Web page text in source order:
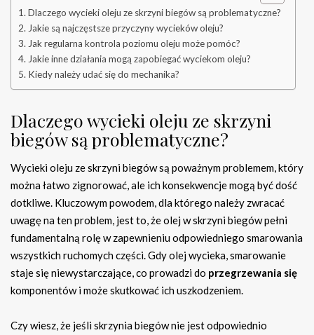
Dlaczego wycieki oleju ze skrzyni biegów są problematyczne?
Jakie są najczęstsze przyczyny wycieków oleju?
Jak regularna kontrola poziomu oleju może pomóc?
Jakie inne działania mogą zapobiegać wyciekom oleju?
Kiedy należy udać się do mechanika?
Dlaczego wycieki oleju ze skrzyni
biegów są problematyczne?
Wycieki oleju ze skrzyni biegów są poważnym problemem, który
można łatwo zignorować, ale ich konsekwencje mogą być dość
dotkliwe. Kluczowym powodem, dla którego należy zwracać
uwagę na ten problem, jest to, że olej w skrzyni biegów pełni
fundamentalną rolę w zapewnieniu odpowiedniego smarowania
wszystkich ruchomych części. Gdy olej wycieka, smarowanie
staje się niewystarczające, co prowadzi do przegrzewania się
komponentów i może skutkować ich uszkodzeniem.
Czy wiesz, że jeśli skrzynia biegów nie jest odpowiednio